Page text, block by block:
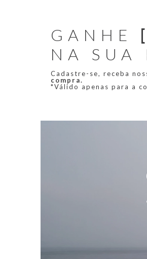
GANHE
NA SUA
Cadastre-se, receba
compra.
*Válido apenas para a